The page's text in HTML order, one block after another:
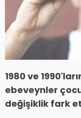
1980 ve
ebeveynler
değişiklik fark